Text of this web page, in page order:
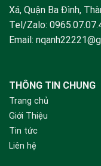
Xá, Quận Ba Đình,
Tel/Zalo:
Email:
THÔNG TIN CHUNG
Trang chủ
Giới Thiệu
Tin tức
Liên hệ